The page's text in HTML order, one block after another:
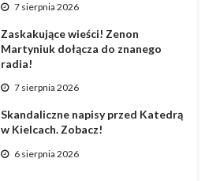
7 sierpnia 2026
Zaskakujące wieści! Zenon
Martyniuk dołącza do znanego
radia!
7 sierpnia 2026
Skandaliczne napisy przed Katedrą
w Kielcach. Zobacz!
6 sierpnia 2026